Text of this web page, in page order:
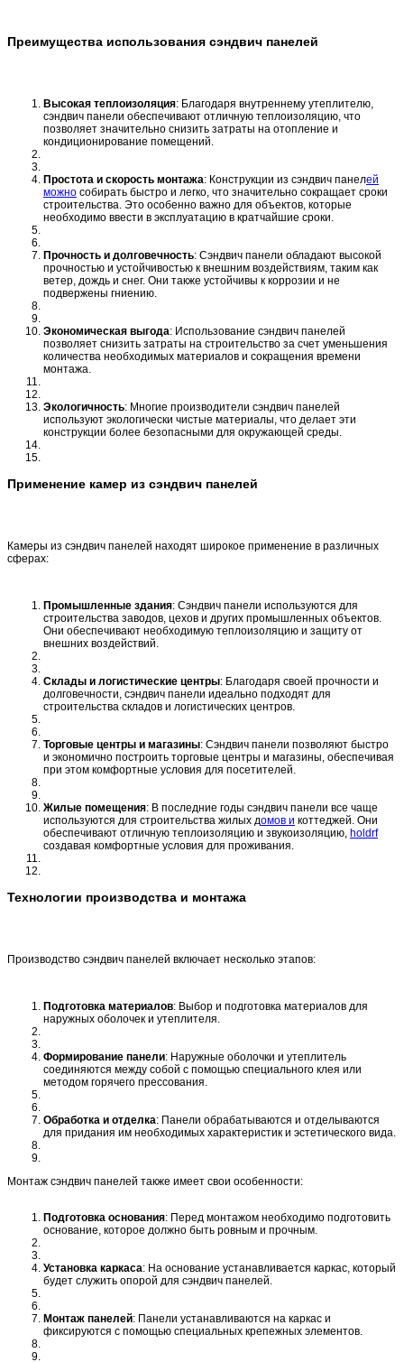
Преимущества использования сэндвич панелей
Высокая теплоизоляция: Благодаря внутреннему утеплителю,
сэндвич панели обеспечивают отличную теплоизоляцию, что
позволяет значительно снизить затраты на отопление и
кондиционирование помещений.
Простота и скорость монтажа: Конструкции из сэндвич панелей
можно собирать быстро и легко, что значительно сокращает сроки
строительства. Это особенно важно для объектов, которые
необходимо ввести в эксплуатацию в кратчайшие сроки.
Прочность и долговечность: Сэндвич панели обладают высокой
прочностью и устойчивостью к внешним воздействиям, таким как
ветер, дождь и снег. Они также устойчивы к коррозии и не
подвержены гниению.
Экономическая выгода: Использование сэндвич панелей
позволяет снизить затраты на строительство за счет уменьшения
количества необходимых материалов и сокращения времени
монтажа.
Экологичность: Многие производители сэндвич панелей
используют экологически чистые материалы, что делает эти
конструкции более безопасными для окружающей среды.
Применение камер из сэндвич панелей
Камеры из сэндвич панелей находят широкое применение в различных
сферах:
Промышленные здания: Сэндвич панели используются для
строительства заводов, цехов и других промышленных объектов.
Они обеспечивают необходимую теплоизоляцию и защиту от
внешних воздействий.
Склады и логистические центры: Благодаря своей прочности и
долговечности, сэндвич панели идеально подходят для
строительства складов и логистических центров.
Торговые центры и магазины: Сэндвич панели позволяют быстро
и экономично построить торговые центры и магазины, обеспечивая
при этом комфортные условия для посетителей.
Жилые помещения: В последние годы сэндвич панели все чаще
используются для строительства жилых домов и коттеджей. Они
обеспечивают отличную теплоизоляцию и звукоизоляцию, holdrf
создавая комфортные условия для проживания.
Технологии производства и монтажа
Производство сэндвич панелей включает несколько этапов:
Подготовка материалов: Выбор и подготовка материалов для
наружных оболочек и утеплителя.
Формирование панели: Наружные оболочки и утеплитель
соединяются между собой с помощью специального клея или
методом горячего прессования.
Обработка и отделка: Панели обрабатываются и отделываются
для придания им необходимых характеристик и эстетического вида.
Монтаж сэндвич панелей также имеет свои особенности:
Подготовка основания: Перед монтажом необходимо подготовить
основание, которое должно быть ровным и прочным.
Установка каркаса: На основание устанавливается каркас, который
будет служить опорой для сэндвич панелей.
Монтаж панелей: Панели устанавливаются на каркас и
фиксируются с помощью специальных крепежных элементов.